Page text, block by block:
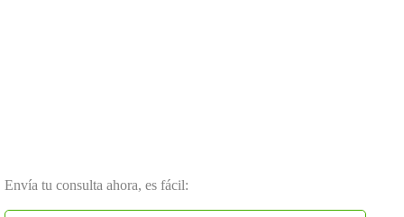
Envía tu consulta ahora, es fácil: